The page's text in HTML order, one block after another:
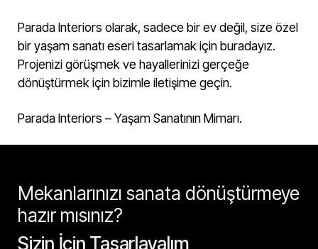
Parada Interiors olarak, sadece bir ev değil, size özel
bir yaşam sanatı eseri tasarlamak için buradayız.
Projenizi görüşmek ve hayallerinizi gerçeğe
dönüştürmek için bizimle iletişime geçin.
Parada Interiors – Yaşam Sanatının Mimarı.
Mekanlarınızı sanata dönüştürmeye
hazır mısınız?
Sizin İçin Tasarlayalım